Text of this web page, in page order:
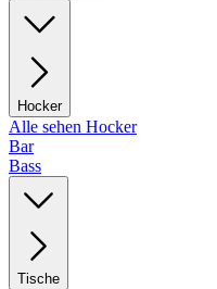
Hocker
Alle sehen Hocker
Bar
Bass
Tische